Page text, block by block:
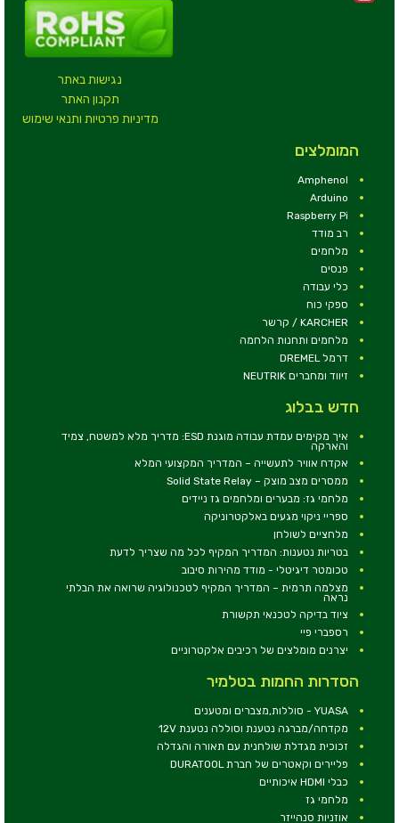
נגישות באתר
תקנון האתר
מדיניות פרטיות ותנאי שימוש
המומלצים
Amphenol
Arduino
Raspberry Pi
רב מודד
מלחמים
פנסים
כלי עבודה
ספקי כוח
KARCHER / קרשר
מלחמים ותחנות הלחמה
דרמל DREMEL
זיווד ומחברים NEUTRIK
חדש בבלוג
איך מקימים עמדת עבודה מוגנת ESD: מדריך מלא למשטח, צמיד
והארקה
אקדח אוויר לתעשייה – המדריך המקצועי המלא
ממסרים מצב מוצק – Solid State Relay
מלחמי גז: מבערים ומלחמים גז ניידים
ספריי ניקוי מגעים באלקטרוניקה
מלחציים לשולחן
בטריות נטענות: המדריך המקיף לכל מה שצריך לדעת
טכומטר דיגיטלי - מודד מהירות סיבוב
מצלמה תרמית – המדריך המקיף לטכנולוגיה שרואה את הבלתי
נראה
ציוד בדיקה לטכנאי תקשורת
רספברי פיי
יצרנים מומלצים של רכיבים אלקטרוניים
הסדרות החמות בטלמיר
YUASA - סוללות,מצברים ומטענים
מקדחה/מברגה נטענת וסוללה נטענת 12V
זכוכית מגדלת שולחנית עם תאורה והגדלה
פליירים וקאטרים של חברת DURATOOL
כבלי HDMI איכותיים
מלחמי גז
אוזניות סנהייזר